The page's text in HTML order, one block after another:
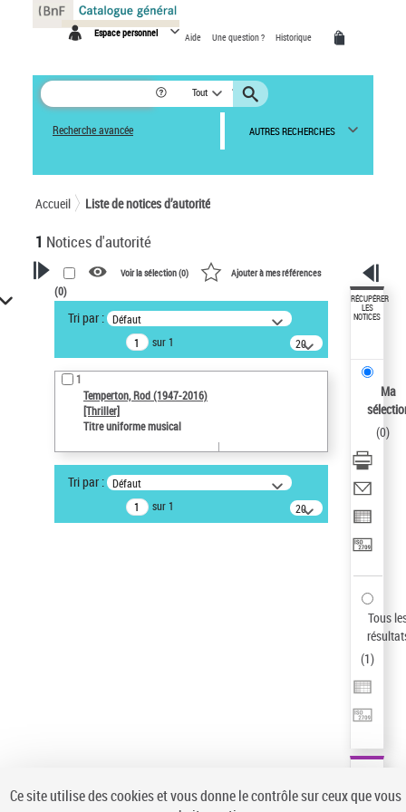
Espace personnel Aide Une question ? Historique
Tout
Recherche avancée AUTRES RECHERCHES
Accueil Liste de notices d’autorité
1 Notices d'autorité
VOTRE RECHERCHE
Recherche avancée dans les
notices d’autorité
Œuvres liées à l'auteur :
Temperton, Rod (1947-2016)
Auteur d’œuvre
Temperton, Rod (1947-2016)
Type de notice d'autorité
Voir la sélection (0) Ajouter à mes références
(0)
Tri par : Défaut
sur 1
20
résultats/page
1
Temperton, Rod (1947-2016)
[Thriller]
Titre uniforme musical
Tri par : Défaut
sur 1
20
résultats/page
RÉCUPÉRER
LES
NOTICES
Ma
(0)
Tous
(1)
Panneau de gestion des cookies
Ce site utilise des cookies et vous donne le contrôle sur ceux que vous